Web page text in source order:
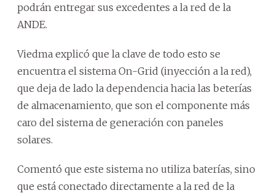
podrán entregar sus excedentes a la red de la
ANDE.
Viedma explicó que la clave de todo esto se
encuentra el sistema On-Grid (inyección a la red),
que deja de lado la dependencia hacia las beterías
de almacenamiento, que son el componente más
caro del sistema de generación con paneles
solares.
Comentó que este sistema no utiliza baterías, sino
que está conectado directamente a la red de la